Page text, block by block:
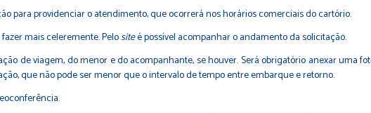
para providenciar o atendimento, que ocorrerá nos horários comerciais do cartório.
mais celeremente. Pelositeé possível acompanhar o andamento da solicitação.
de viagem, do menor e do acompanhante, se houver. Será obrigatório anexar uma
que não pode ser menor que o intervalo de tempo entre embarque e retorno.